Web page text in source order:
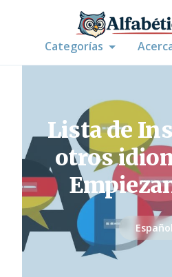
Categorías
Lista de
otros
Español